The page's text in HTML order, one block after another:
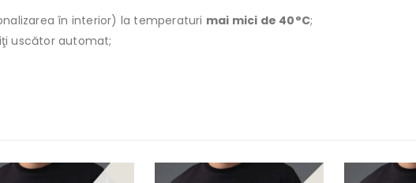
în interior) la temperaturi mai mici de 40°C;
uscător automat;